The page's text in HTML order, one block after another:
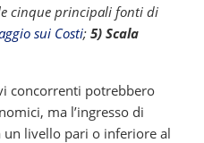
cinque principali fonti di
sui Costi; 5) Scala
concorrenti potrebbero
ma l’ingresso di
livello pari o inferiore al